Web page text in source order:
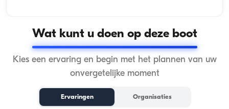
Wat kunt u doen op deze boot
Kies een ervaring en begin met het plannen van uw
onvergetelijke moment
Ervaringen Organisaties